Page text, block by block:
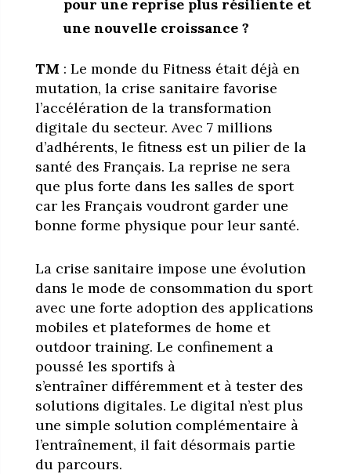
pour une reprise plus résiliente et
une nouvelle croissance ?
TM : Le monde du Fitness était déjà en
mutation, la crise sanitaire favorise
l’accélération de la transformation
digitale du secteur. Avec 7 millions
d’adhérents, le fitness est un pilier de la
santé des Français. La reprise ne sera
que plus forte dans les salles de sport
car les Français voudront garder une
bonne forme physique pour leur santé.
La crise sanitaire impose une évolution
dans le mode de consommation du sport
avec une forte adoption des applications
mobiles et plateformes de home et
outdoor training. Le confinement a
poussé les sportifs à
s’entraîner différemment et à tester des
solutions digitales. Le digital n’est plus
une simple solution complémentaire à
l’entraînement, il fait désormais partie
du parcours.